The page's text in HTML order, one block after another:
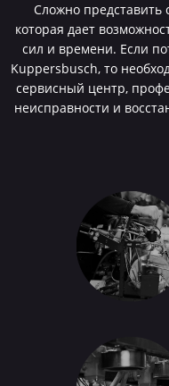
Сложно представить
которая дает
сил и времени. Если
Kuppersbusch, то
сервисный центр,
неисправности и